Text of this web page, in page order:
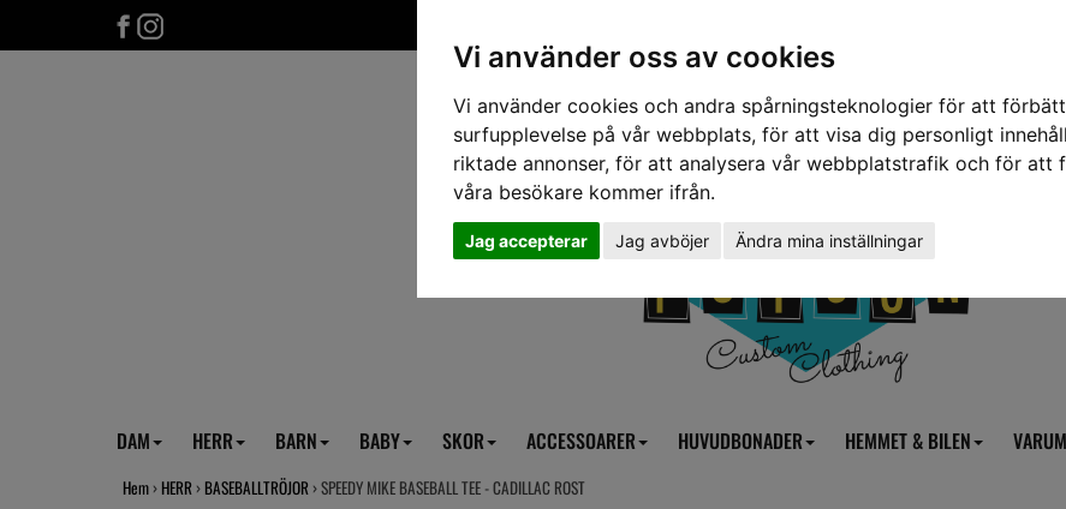
Vi använder oss av cookies
Vi använder cookies och andra spårningsteknologier för att
surfupplevelse på vår webbplats, för att visa dig personligt
riktade annonser, för att analysera vår webbplatstrafik och för att
våra besökare kommer ifrån.
Jag accepterar Jag avböjer Ändra mina inställningar
DAM HERR BARN BABY SKOR ACCESSOARER HUVUDBONADER HEMMET & BILEN
Hem › HERR › BASEBALLTRÖJOR › SPEEDY MIKE BASEBALL TEE - CADILLAC ROST